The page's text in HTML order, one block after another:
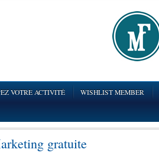
VOTRE ACTIVITÉ WISHLIST MEMBER
gratuite